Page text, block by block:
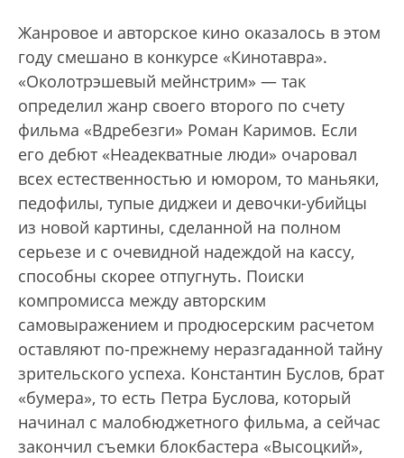
Жанровое и авторское кино оказалось в этом
году смешано в конкурсе «Кинотавра».
«Околотрэшевый мейнстрим» — так
определил жанр своего второго по счету
фильма «Вдребезги» Роман Каримов. Если
его дебют «Неадекватные люди» очаровал
всех естественностью и юмором, то маньяки,
педофилы, тупые диджеи и девочки-убийцы
из новой картины, сделанной на полном
серьезе и с очевидной надеждой на кассу,
способны скорее отпугнуть. Поиски
компромисса между авторским
самовыражением и продюсерским расчетом
оставляют по-прежнему неразгаданной тайну
зрительского успеха. Константин Буслов, брат
«бумера», то есть Петра Буслова, который
начинал с малобюджетного фильма, а сейчас
закончил съемки блокбастера «Высоцкий»,